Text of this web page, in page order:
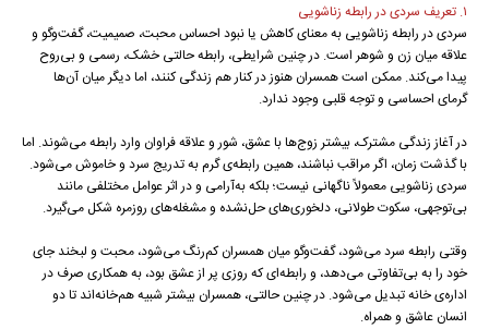
۱. تعریف سردی در رابطه زناشویی
سردی در رابطه زناشویی به معنای کاهش یا نبود احساس محبت، صمیمیت، گفت‌وگو و
علاقه میان زن و شوهر است. در چنین شرایطی، رابطه حالتی خشک، رسمی و بی‌روح
پیدا می‌کند. ممکن است همسران هنوز در کنار هم زندگی کنند، اما دیگر میان آن‌ها
گرمای احساسی و توجه قلبی وجود ندارد.
در آغاز زندگی مشترک، بیشتر زوج‌ها با عشق، شور و علاقه فراوان وارد رابطه می‌شوند. اما
با گذشت زمان، اگر مراقب نباشند، همین رابطه‌ی گرم به تدریج سرد و خاموش می‌شود.
سردی زناشویی معمولاً ناگهانی نیست؛ بلکه به‌آرامی و در اثر عوامل مختلفی مانند
بی‌توجهی، سکوت طولانی، دلخوری‌های حل‌نشده و مشغله‌های روزمره شکل می‌گیرد.
وقتی رابطه سرد می‌شود، گفت‌وگو میان همسران کم‌رنگ می‌شود، محبت و لبخند جای
خود را به بی‌تفاوتی می‌دهد، و رابطه‌ای که روزی پر از عشق بود، به همکاری صرف در
اداره‌ی خانه تبدیل می‌شود. در چنین حالتی، همسران بیشتر شبیه هم‌خانه‌اند تا دو
انسان عاشق و همراه.